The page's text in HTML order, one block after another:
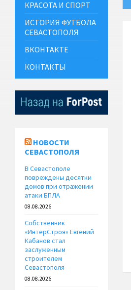
КРАСОТА И СПОРТ
ИСТОРИЯ ФУТБОЛА
СЕВАСТОПОЛЯ
ВКОНТАКТЕ
КОНТАКТЫ
НОВОСТИ
СЕВАСТОПОЛЯ
В Севастополе
повреждены десятки
домов при отражении
атаки БПЛА
08.08.2026
Собственник
«ИнтерСтроя» Евгений
Кабанов стал
заслуженным
строителем
Севастополя
08.08.2026